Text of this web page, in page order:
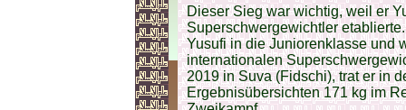
Dieser Sieg war wichtig, weil er
Superschwergewichtler
Yusufi in die Juniorenklasse und
internationalen
2019 in Suva (Fidschi), trat er in
Ergebnisübersichten 171 kg im